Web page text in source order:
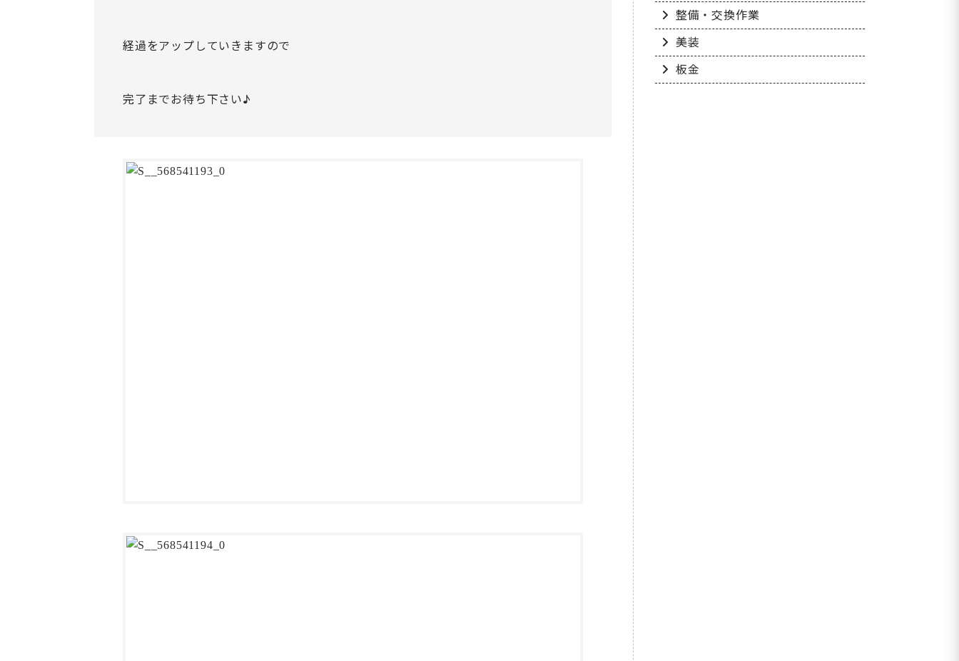
経過をアップしていきますので
完了までお待ち下さい♪
整備・交換作業
美装
板金